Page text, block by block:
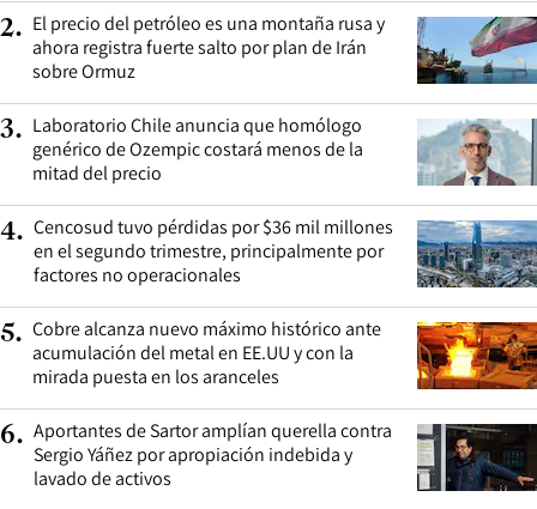
2. El precio del petróleo es una montaña rusa y
ahora registra fuerte salto por plan de Irán
sobre Ormuz
3. Laboratorio Chile anuncia que homólogo
genérico de Ozempic costará menos de la
mitad del precio
4. Cencosud tuvo pérdidas por $36 mil millones
en el segundo trimestre, principalmente por
factores no operacionales
5. Cobre alcanza nuevo máximo histórico ante
acumulación del metal en EE.UU y con la
mirada puesta en los aranceles
6. Aportantes de Sartor amplían querella contra
Sergio Yáñez por apropiación indebida y
lavado de activos